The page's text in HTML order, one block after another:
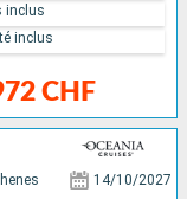
CHF
inclus
inclus
14/10/2027